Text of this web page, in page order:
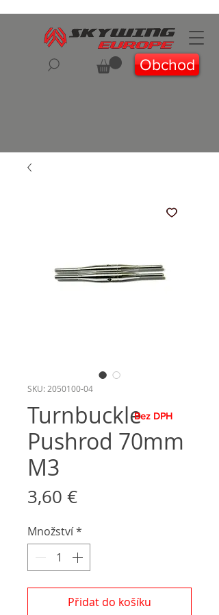
Obchod
SKU: 2050100-04
Turnbuckle
Pushrod 70mm
M3
3,60 €Cena
Množství*
Přidat do košíku
Bez DPH